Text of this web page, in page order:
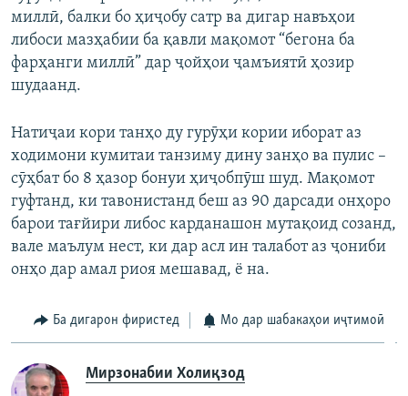
миллӣ, балки бо ҳиҷобу сатр ва дигар навъҳои
либоси мазҳабии ба қавли мақомот “бегона ба
фарҳанги миллӣ” дар ҷойҳои ҷамъиятӣ ҳозир
шудаанд.
Натиҷаи кори танҳо ду гурӯҳи кории иборат аз
ходимони кумитаи танзиму дину занҳо ва пулис –
сӯҳбат бо 8 ҳазор бонуи ҳиҷобпӯш шуд. Мақомот
гуфтанд, ки тавонистанд беш аз 90 дарсади онҳоро
барои тағйири либос карданашон мутақоид созанд,
вале маълум нест, ки дар асл ин талабот аз ҷониби
онҳо дар амал риоя мешавад, ё на.
Ба дигарон фиристед Мо дар шабакаҳои иҷтимоӣ
Мирзонабии Холиқзод